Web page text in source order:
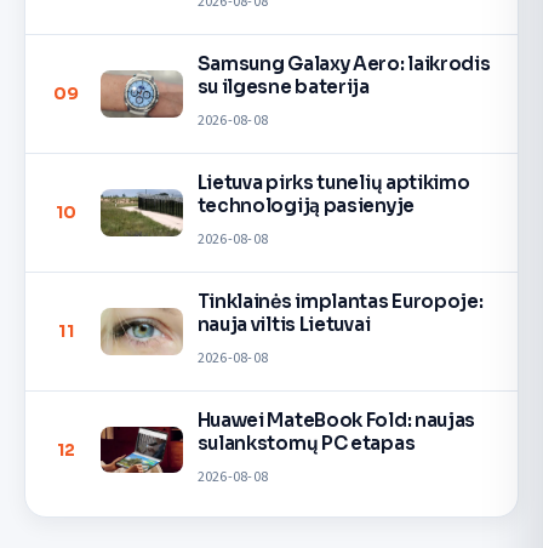
09
Samsung Galaxy Aero: laikrodis
su ilgesne baterija
2026-08-08
10
Lietuva pirks tunelių aptikimo
technologiją pasienyje
2026-08-08
11
Tinklainės implantas Europoje:
nauja viltis Lietuvai
2026-08-08
12
Huawei MateBook Fold: naujas
sulankstomų PC etapas
2026-08-08